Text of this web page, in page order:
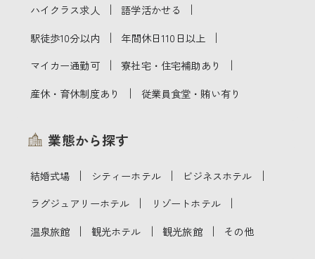
ハイクラス求人 ｜ 語学活かせる ｜
駅徒歩10分以内 ｜ 年間休日110日以上 ｜
マイカー通勤可 ｜ 寮社宅・住宅補助あり ｜
産休・育休制度あり ｜ 従業員食堂・賄い有り
業態から探す
結婚式場 ｜ シティーホテル ｜ ビジネスホテル ｜
ラグジュアリーホテル ｜ リゾートホテル ｜
温泉旅館 ｜ 観光ホテル ｜ 観光旅館 ｜ その他